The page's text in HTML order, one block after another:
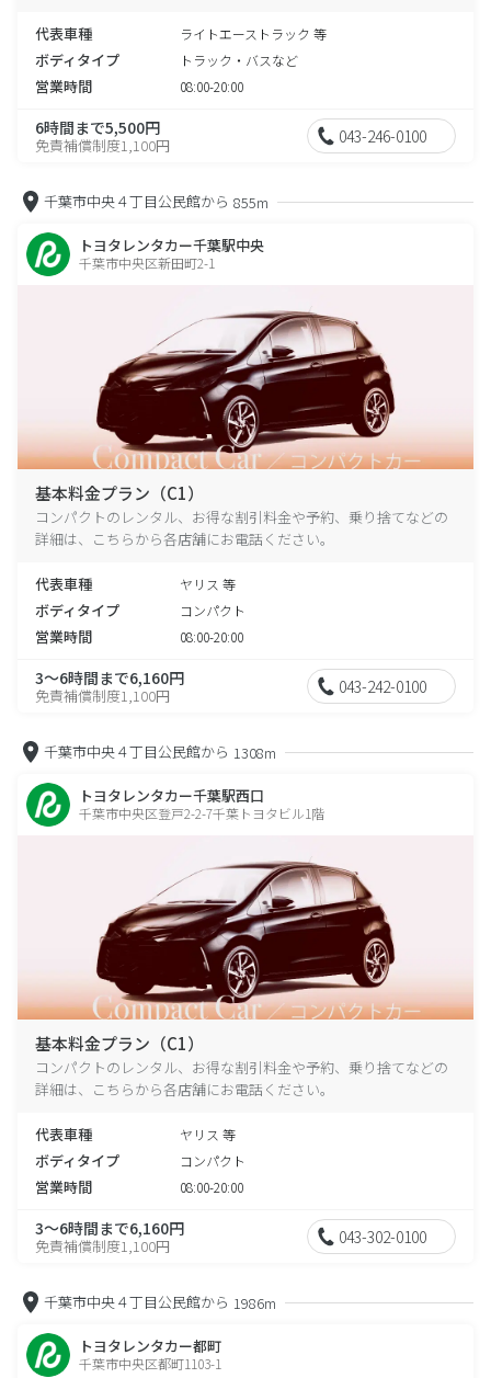
代表車種 ライトエーストラック 等
ボディタイプ トラック・バスなど
営業時間 08:00-20:00
6時間まで5,500円
免責補償制度1,100円 043-246-0100
千葉市中央４丁目公民館から 855m
トヨタレンタカー千葉駅中央
千葉市中央区新田町2-1
基本料金プラン（C1）
コンパクトのレンタル、お得な割引料金や予約、乗り捨てなどの
詳細は、こちらから各店舗にお電話ください。
代表車種 ヤリス 等
ボディタイプ コンパクト
営業時間 08:00-20:00
3～6時間まで6,160円
免責補償制度1,100円 043-242-0100
千葉市中央４丁目公民館から 1308m
トヨタレンタカー千葉駅西口
千葉市中央区登戸2-2-7千葉トヨタビル1階
基本料金プラン（C1）
コンパクトのレンタル、お得な割引料金や予約、乗り捨てなどの
詳細は、こちらから各店舗にお電話ください。
代表車種 ヤリス 等
ボディタイプ コンパクト
営業時間 08:00-20:00
3～6時間まで6,160円
免責補償制度1,100円 043-302-0100
千葉市中央４丁目公民館から 1986m
トヨタレンタカー都町
千葉市中央区都町1103-1